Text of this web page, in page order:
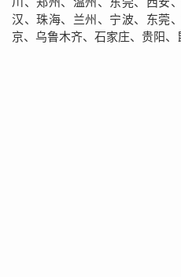
汉、珠海、兰州、宁波、东莞
京、乌鲁木齐、石家庄、贵阳、